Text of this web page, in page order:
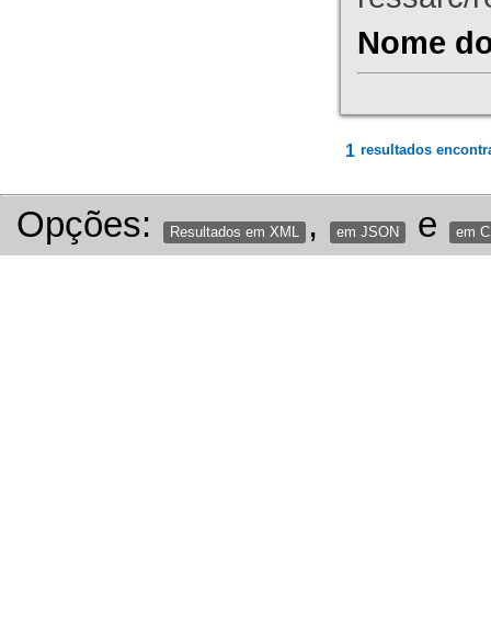
Nome
1 resultados
Opções: Resultados em XML , em JSON e em